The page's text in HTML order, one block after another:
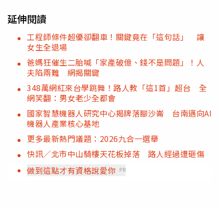
延伸閱讀
工程師條件超優卻翻車！關鍵竟在「這句話」 讓
女生全退場
爸媽狂催生二胎喊「家產破億、錢不是問題」！人
夫陷兩難 網揭關鍵
348萬網紅來台學跳舞！路人教「這1首」超台 全
網笑翻：男女老少全都會
國家智慧機器人研究中心揭牌落腳沙崙 台南邁向AI
機器人產業核心基地
更多最新熱門議題：2026九合一選舉
快訊／北市中山騎樓天花板掉落 路人經過遭砸傷
做到這點才有資格說愛你 PR